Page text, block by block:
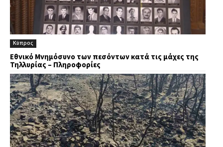
Κύπρος
Εθνικό Μνημόσυνο των πεσόντων κατά τις μάχες της
Τηλλυρίας – Πληροφορίες